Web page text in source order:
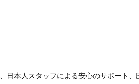
本人スタッフによる安心のサポート